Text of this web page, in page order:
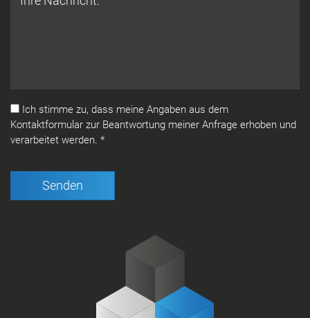
Ich stimme zu, dass meine Angaben aus dem
Kontaktformular zur Beantwortung meiner Anfrage erhoben und
verarbeitet werden. *
Senden